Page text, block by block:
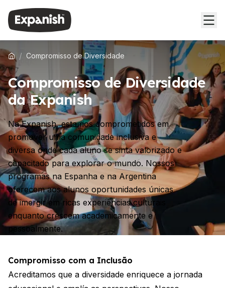
/ Compromisso de Diversidade
Compromisso de Diversidade
da Expanish
Na Expanish, estamos comprometidos em
promover uma comunidade inclusiva e
diversa onde cada aluno se sinta valorizado e
capacitado para explorar o mundo. Nossos
programas na Espanha e na Argentina
oferecem aos alunos oportunidades únicas
de imergir em ricas experiências culturais
enquanto crescem academicamente e
pessoalmente.
Compromisso com a Inclusão
Acreditamos que a diversidade enriquece a jornada